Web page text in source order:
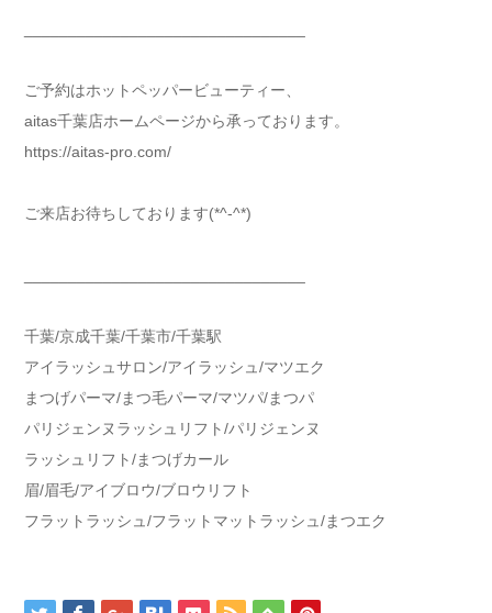
ご予約はホットペッパービューティー、
aitas千葉店ホームページから承っております。
https://aitas-pro.com/
ご来店お待ちしております(*^-^*)
千葉/京成千葉/千葉市/千葉駅
アイラッシュサロン/アイラッシュ/マツエク
まつげパーマ/まつ毛パーマ/マツパ/まつパ
パリジェンヌラッシュリフト/パリジェンヌ
ラッシュリフト/まつげカール
眉/眉毛/アイブロウ/ブロウリフト
フラットラッシュ/フラットマットラッシュ/まつエク